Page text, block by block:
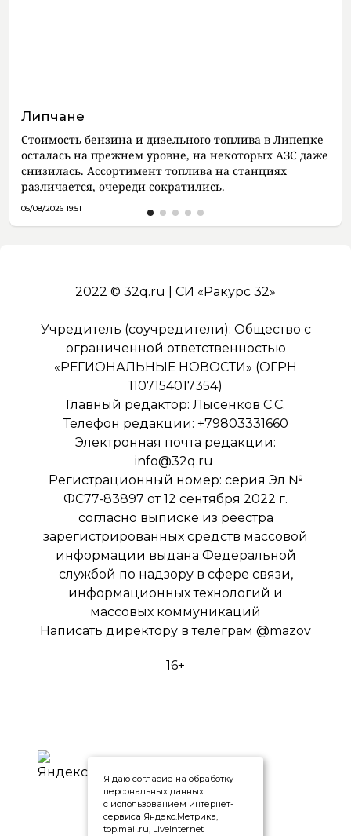
Липчане
Стоимость бензина и дизельного топлива в Липецке
осталась на прежнем уровне, на некоторых АЗС даже
снизилась. Ассортимент топлива на станциях
различается, очереди сократились.
05/08/2026 19:51
2022 © 32q.ru | СИ «Ракурс 32»
Учредитель (соучредители): Общество с
ограниченной ответственностью
«РЕГИОНАЛЬНЫЕ НОВОСТИ» (ОГРН
1107154017354)
Главный редактор: Лысенков С.С.
Телефон редакции: +79803331660
Электронная почта редакции:
info@32q.ru
Регистрационный номер: серия Эл №
ФС77-83897 от 12 сентября 2022 г.
согласно выписке из реестра
зарегистрированных средств массовой
информации выдана Федеральной
службой по надзору в сфере связи,
информационных технологий и
массовых коммуникаций
Написать директору в телеграм @mazov
16+
Я даю согласие на обработку
персональных данных
с использованием интернет-
сервиса Яндекс.Метрика,
top.mail.ru, LiveInternet